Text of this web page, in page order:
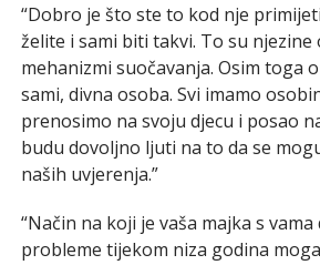
“Dobro je što ste to kod nje
želite i sami biti takvi. To su njezine
mehanizmi suočavanja. Osim toga
sami, divna osoba. Svi imamo
prenosimo na svoju djecu i posao
budu dovoljno ljuti na to da se
naših uvjerenja.”
“Način na koji je vaša majka s
probleme tijekom niza godina